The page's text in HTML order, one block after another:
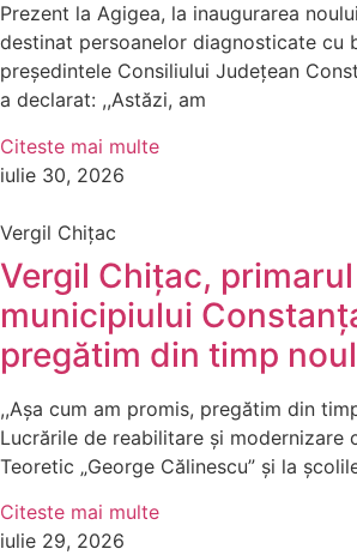
Prezent la Agigea, la inaugurarea
destinat persoanelor diagnosticate cu
președintele Consiliului Județean
a declarat: ,,Astăzi, am
Citeste mai multe
iulie 30, 2026
Vergil Chițac
Vergil Chițac, primarul
municipiului
pregătim din timp
,,Așa cum am promis, pregătim din
Lucrările de reabilitare și modernizare
Teoretic „George Călinescu” și la
Citeste mai multe
iulie 29, 2026